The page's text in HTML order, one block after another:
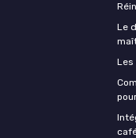
Le
Les